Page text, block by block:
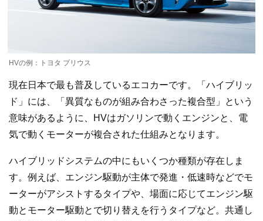
HVの例：トヨタ プリウス
現在日本で最も普及しているエコカーです。「ハイブリッ
ド」には、「異質なものが組み合わさった複合型」という
意味があるように、HVはガソリンで動くエンジンと、電
気で動くモーターが複合された仕組みとなります。
ハイブリッドシステムの中にもいくつか種類が存在しま
す。例えば、エンジン駆動が主体で発進・低速時などでモ
ーターがアシストするタイプや、場面に応じてエンジン駆
動とモーター駆動とで切り替えを行うタイプなど。共通し